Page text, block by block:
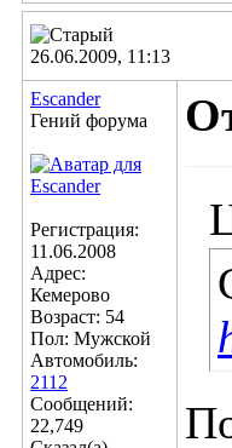
26.06.2009, 11:13
Escander
Гений форума
Регистрация:
11.06.2008
Адрес:
Кемерово
Возраст: 54
Пол: Мужской
Автомобиль:
2112
Сообщений:
22,749